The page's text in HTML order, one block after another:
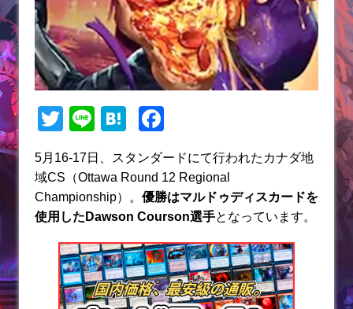
T
itt
er
Li
n
e
H
e
n
a
c
e
b
o
o
k
5月16-17日、スタンダードにて行われたカナダ地
域CS（Ottawa Round 12 Regional
Championship）。 優勝はマルドゥディスカードを
使用したDawson Courson選手となっています。